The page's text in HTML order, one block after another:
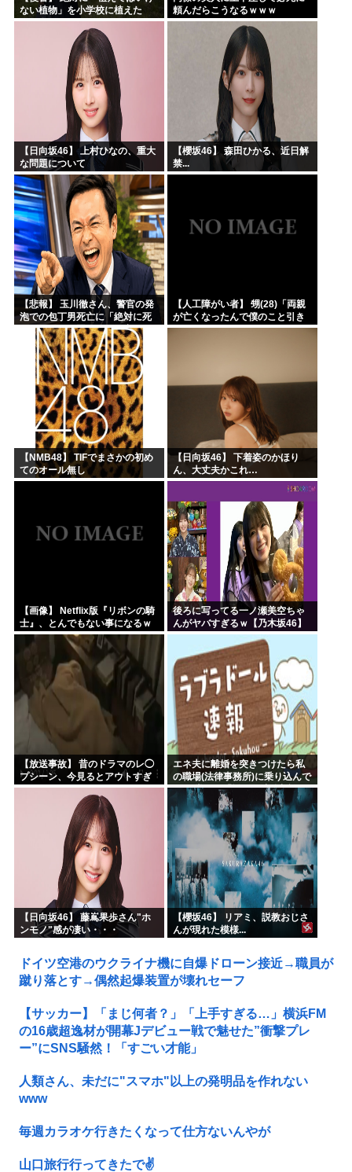
ない植物」を小学校に植えた
→20年経って見に行くと…
「！？」衝撃の光景が・・・
頼んだらこうなるｗｗｗ
【日向坂46】 上村ひなの、重大
な問題について
【櫻坂46】 森田ひかる、近日解
禁...
【悲報】 玉川徹さん、警官の発
泡での包丁男死亡に「絶対に死
刑にならない罪なのに警察が死
刑にした！」 → 元警官のマジレ
スがコチラ → ………
【人工障がい者】 甥(28)「両親
が亡くなったんで僕のこと引き
取ってほしいんですけど！」な
【NMB48】 TIFでまさかの初め
てのオール無し
【日向坂46】 下着姿のかほり
ん、大丈夫かこれ…
【画像】 Netflix版『リボンの騎
士』、とんでもない事になるｗ
ｗｗｗｗ
後ろに写ってる一ノ瀬美空ちゃ
んがヤバすぎるｗ【乃木坂46】
【放送事故】 昔のドラマのレ◯
プシーン、今見るとアウトすぎ
る・・・
エネ夫に離婚を突きつけたら私
の職場(法律事務所)に乗り込んで
きた 堂々と「離婚の法律相談で
す。母の薦めでこちらに参りま
した」と言っているが、...
【日向坂46】 藤嶌果歩さん"ホ
ンモノ"感が凄い・・・
【櫻坂46】 リアミ、説教おじさ
んが現れた模様...
ドイツ空港のウクライナ機に自爆ドローン接近→職員が
蹴り落とす→偶然起爆装置が壊れセーフ
【サッカー】「まじ何者？」「上手すぎる…」横浜FM
の16歳超逸材が開幕Jデビュー戦で魅せた”衝撃プレ
ー”にSNS騒然！「すごい才能」
人類さん、未だに"スマホ"以上の発明品を作れない
www
毎週カラオケ行きたくなって仕方ないんやが
山口旅行行ってきたで✌️